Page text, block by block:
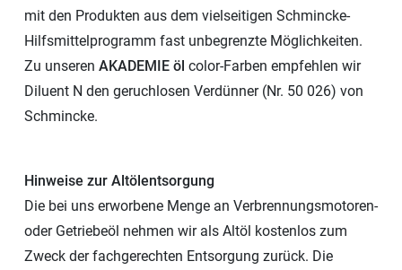
mit den Produkten aus dem vielseitigen Schmincke-
Hilfsmittelprogramm fast unbegrenzte Möglichkeiten.
Zu unseren AKADEMIE öl color-Farben empfehlen wir
Diluent N den geruchlosen Verdünner (Nr. 50 026) von
Schmincke.
Hinweise zur Altölentsorgung
Die bei uns erworbene Menge an Verbrennungsmotoren-
oder Getriebeöl nehmen wir als Altöl kostenlos zum
Zweck der fachgerechten Entsorgung zurück. Die